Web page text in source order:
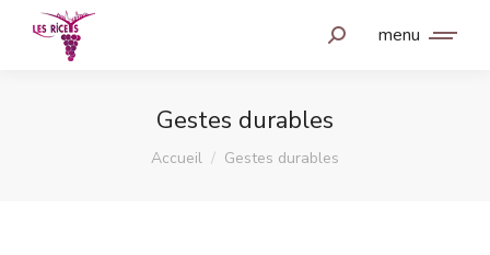
menu
Gestes durables
Vous êtes ici :
Accueil Gestes durables